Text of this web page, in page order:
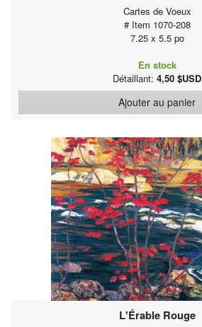
Cartes de Voeux
# Item 1070-208
7.25 x 5.5 po
En stock
Détaillant: 4,50 $USD
Ajouter au panier
L'Érable Rouge